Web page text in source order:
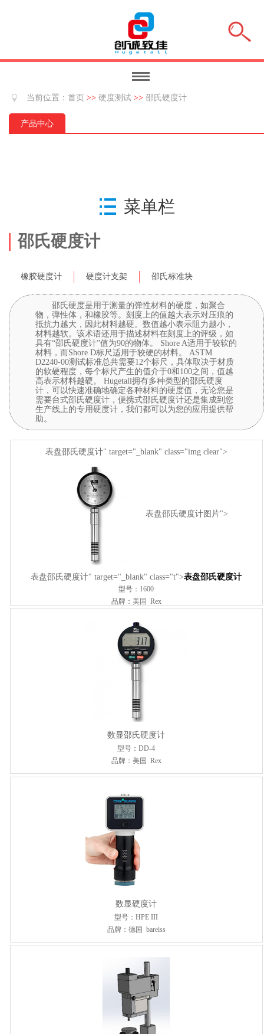
当前位置： 首页 >> 硬度测试 >> 邵氏硬度计
产品中心
菜单栏
邵氏硬度计
橡胶硬度计 硬度计支架 邵氏标准块
邵氏硬度是用于测量的弹性材料的硬度，如聚合
物，弹性体，和橡胶等。刻度上的值越大表示对压痕的
抵抗力越大，因此材料越硬。数值越小表示阻力越小，
材料越软。该术语还用于描述材料在刻度上的评级，如
具有“邵氏硬度计”值为90的物体。 Shore A适用于较软的
材料，而Shore D标尺适用于较硬的材料。 ASTM
D2240-00测试标准总共需要12个标尺，具体取决于材质
的软硬程度，每个标尺产生的值介于0和100之间，值越
高表示材料越硬。 Hugetall拥有多种类型的邵氏硬度
计，可以快速准确地确定各种材料的硬度值，无论您是
需要台式邵氏硬度计，便携式邵氏硬度计还是集成到您
生产线上的专用硬度计，我们都可以为您的应用提供帮
助。
表盘邵氏硬度计" target="_blank" class="img clear">
表盘邵氏硬度计图片">
表盘邵氏硬度计" target="_blank" class="t">表盘邵氏硬度计
型号：1600
品牌：美国 Rex
数显邵氏硬度计
型号：DD-4
品牌：美国 Rex
数显硬度计
型号：HPE III
品牌：德国 bareiss